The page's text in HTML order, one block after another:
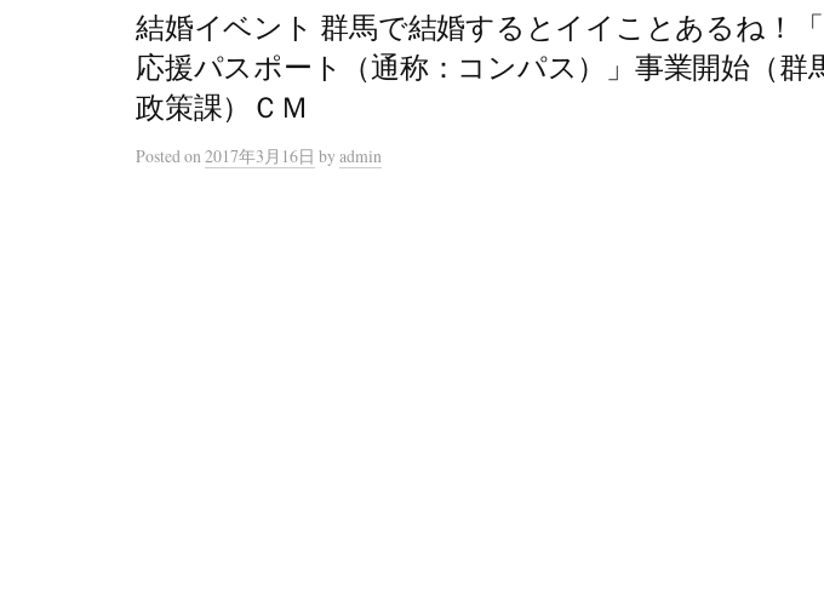
結婚イベント 群馬で結婚するとイイことあるね！
応援パスポート（通称：コンパス）」事業開始（群
政策課）ＣＭ
Postedon 2017年3月16日 by admin